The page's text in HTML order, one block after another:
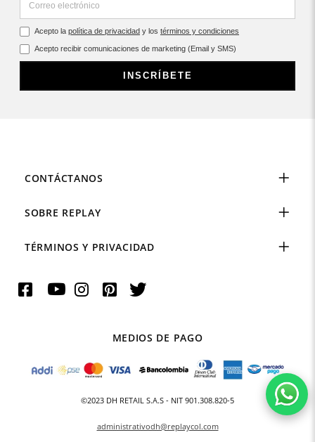
Acepto la política de privacidad y los términos y condiciones
Acepto recibir comunicaciones de marketing (Email y SMS)
INSCRÍBETE
CONTÁCTANOS
SOBRE REPLAY
TÉRMINOS Y PRIVACIDAD
MEDIOS DE PAGO
©2023 DH RETAIL S.A.S - NIT 901.308.820-5
administrativodh@replaycol.com